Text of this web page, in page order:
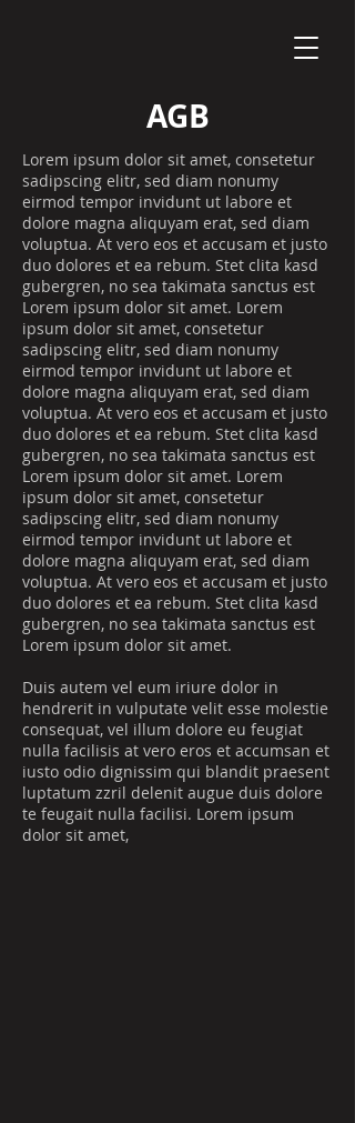
AGB
Lorem ipsum dolor sit amet, consetetur
sadipscing elitr, sed diam nonumy
eirmod tempor invidunt ut labore et
dolore magna aliquyam erat, sed diam
voluptua. At vero eos et accusam et justo
duo dolores et ea rebum. Stet clita kasd
gubergren, no sea takimata sanctus est
Lorem ipsum dolor sit amet. Lorem
ipsum dolor sit amet, consetetur
sadipscing elitr, sed diam nonumy
eirmod tempor invidunt ut labore et
dolore magna aliquyam erat, sed diam
voluptua. At vero eos et accusam et justo
duo dolores et ea rebum. Stet clita kasd
gubergren, no sea takimata sanctus est
Lorem ipsum dolor sit amet. Lorem
ipsum dolor sit amet, consetetur
sadipscing elitr, sed diam nonumy
eirmod tempor invidunt ut labore et
dolore magna aliquyam erat, sed diam
voluptua. At vero eos et accusam et justo
duo dolores et ea rebum. Stet clita kasd
gubergren, no sea takimata sanctus est
Lorem ipsum dolor sit amet.
Duis autem vel eum iriure dolor in
hendrerit in vulputate velit esse molestie
consequat, vel illum dolore eu feugiat
nulla facilisis at vero eros et accumsan et
iusto odio dignissim qui blandit praesent
luptatum zzril delenit augue duis dolore
te feugait nulla facilisi. Lorem ipsum
dolor sit amet,